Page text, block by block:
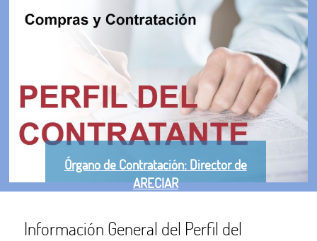
Órgano de Contratación: Director de
ARECIAR
Información General del Perfil del